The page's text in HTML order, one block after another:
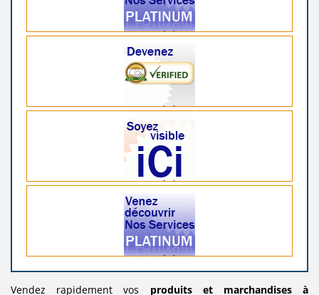
Vendez rapidement vos produitset marchandises à